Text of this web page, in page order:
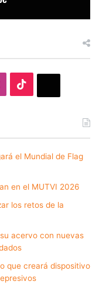
el Mundial de Flag
en el MUTVI 2026
los retos de la
acervo con nuevas
que creará dispositivo